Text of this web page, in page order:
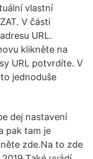
vlastní
V části
URL.
klikněte na
URL potvrdíte. V
jednoduše
dej nastavení
pak tam je
zde.Na to zde